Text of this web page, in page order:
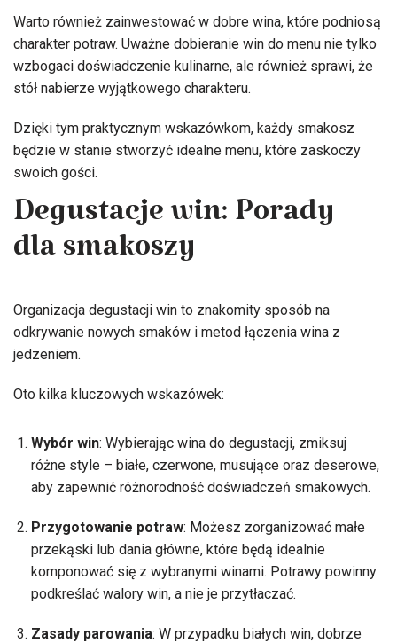
Warto również zainwestować w dobre wina, które podniosą
charakter potraw. Uważne dobieranie win do menu nie tylko
wzbogaci doświadczenie kulinarne, ale również sprawi, że
stół nabierze wyjątkowego charakteru.
Dzięki tym praktycznym wskazówkom, każdy smakosz
będzie w stanie stworzyć idealne menu, które zaskoczy
swoich gości.
Degustacje win: Porady
dla smakoszy
Organizacja degustacji win to znakomity sposób na
odkrywanie nowych smaków i metod łączenia wina z
jedzeniem.
Oto kilka kluczowych wskazówek:
Wybór win: Wybierając wina do degustacji, zmiksuj
różne style – białe, czerwone, musujące oraz deserowe,
aby zapewnić różnorodność doświadczeń smakowych.
Przygotowanie potraw: Możesz zorganizować małe
przekąski lub dania główne, które będą idealnie
komponować się z wybranymi winami. Potrawy powinny
podkreślać walory win, a nie je przytłaczać.
Zasady parowania: W przypadku białych win, dobrze